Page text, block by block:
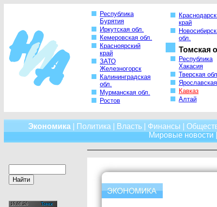
Республика
Бурятия
Иркутская обл.
Кемеровская обл.
Красноярский
край
ЗАТО
Железногорск
Калининградская
обл.
Мурманская обл.
Ростов
край
обл.
Томская
Республика
Хакасия
Тверская
Кавказ
Алтай
Экономика| Политика Власть| Финансы
Мировые новости